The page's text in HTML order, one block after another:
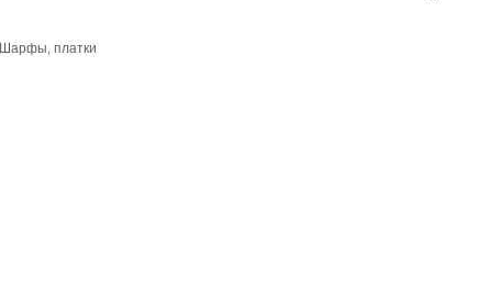
Шарфы, платки